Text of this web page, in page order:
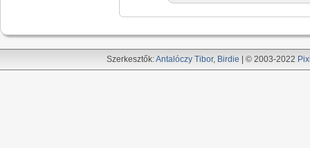
Szerkesztők:Antalóczy Tibor, Birdie | © 2003-2022